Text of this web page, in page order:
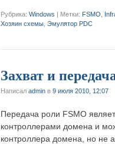
Рубрика: Windows | Метки: FSMO
Хозяин схемы Эмулятор PDC
Захват и
Написал admin в 9 июля 2010, 12:07
Передача роли FSMO
контроллерами домена и
контроллера домена, но не